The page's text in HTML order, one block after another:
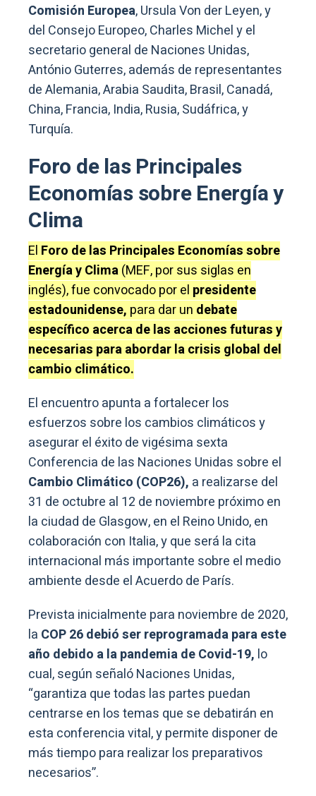
Comisión Europea, Ursula Von der Leyen, y
del Consejo Europeo, Charles Michel y el
secretario general de Naciones Unidas,
António Guterres, además de representantes
de Alemania, Arabia Saudita, Brasil, Canadá,
China, Francia, India, Rusia, Sudáfrica, y
Turquía.
Foro de las Principales
Economías sobre Energía y
Clima
El Foro de las Principales Economías sobre
Energía y Clima(MEF, por sus siglas en
inglés), fue convocado por el presidente
estadounidense, para dar un debate
específico acerca de las acciones futuras y
necesarias para abordar la crisis global del
cambio climático.
El encuentro apunta a fortalecer los
esfuerzos sobre los cambios climáticos y
asegurar el éxito de vigésima sexta
Conferencia de las Naciones Unidas sobre el
Cambio Climático (COP26), a realizarse del
31 de octubre al 12 de noviembre próximo en
la ciudad de Glasgow, en el Reino Unido, en
colaboración con Italia, y que será la cita
internacional más importante sobre el medio
ambiente desde el Acuerdo de París.
Prevista inicialmente para noviembre de 2020,
la COP 26 debió ser reprogramada para este
año debido a la pandemia de Covid-19, lo
cual, según señaló Naciones Unidas,
“garantiza que todas las partes puedan
centrarse en los temas que se debatirán en
esta conferencia vital, y permite disponer de
más tiempo para realizar los preparativos
necesarios”.